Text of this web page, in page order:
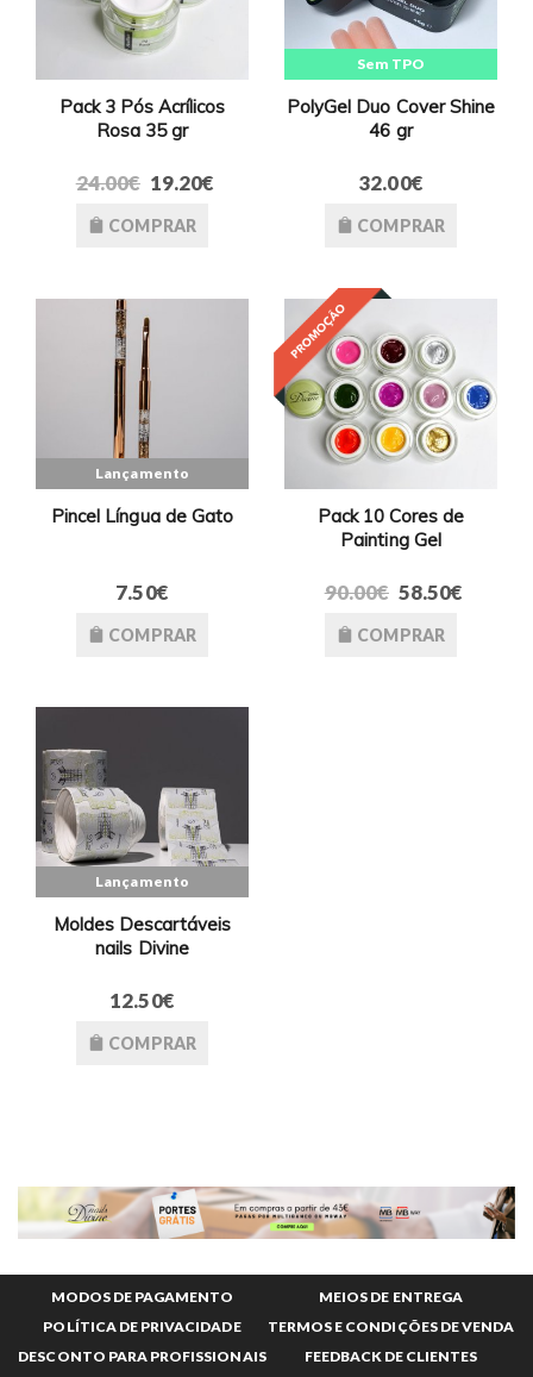
Pack 3 Pós Acrílicos
Rosa 35 gr
24.00€ 19.20€
COMPRAR
Sem TPO
PolyGel Duo Cover Shine
46 gr
32.00€
COMPRAR
Lançamento
Pincel Língua de Gato
7.50€
COMPRAR
Pack 10 Cores de
Painting Gel
90.00€ 58.50€
COMPRAR
Lançamento
Moldes Descartáveis
nails Divine
12.50€
COMPRAR
MODOS DE PAGAMENTO
MEIOS DE ENTREGA
POLÍTICA DE PRIVACIDADE
TERMOS E CONDIÇÕES DE VENDA
DESCONTO PARA PROFISSIONAIS
FEEDBACK DE CLIENTES